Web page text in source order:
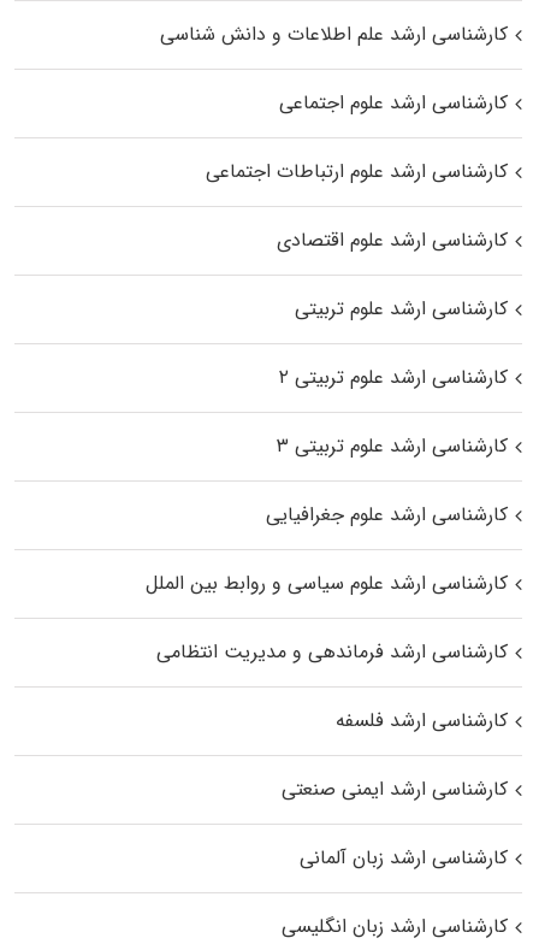
کارشناسی ارشد علم اطلاعات و دانش شناسی
کارشناسی ارشد علوم اجتماعی
کارشناسی ارشد علوم ارتباطات اجتماعی
کارشناسی ارشد علوم اقتصادی
کارشناسی ارشد علوم تربیتی
کارشناسی ارشد علوم تربیتی ۲
کارشناسی ارشد علوم تربیتی ۳
کارشناسی ارشد علوم جغرافیایی
کارشناسی ارشد علوم سیاسی و روابط بین الملل
کارشناسی ارشد فرماندهی و مدیریت انتظامی
کارشناسی ارشد فلسفه
کارشناسی ارشد ایمنی صنعتی
کارشناسی ارشد زبان آلمانی
کارشناسی ارشد زبان انگلیسی